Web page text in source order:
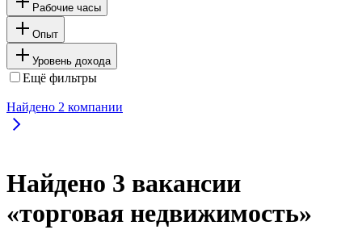
Рабочие часы
Опыт
Уровень дохода
Ещё фильтры
Найдено 2 компании
Найдено 3 вакансии
«торговая недвижимость»